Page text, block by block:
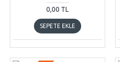
0,00 TL
SEPETE EKLE